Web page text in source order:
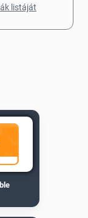
listáját